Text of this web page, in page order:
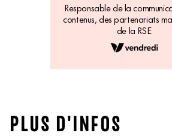
Responsable de la
contenus, des partenariats
de la RSE
PLUS D'INFOS